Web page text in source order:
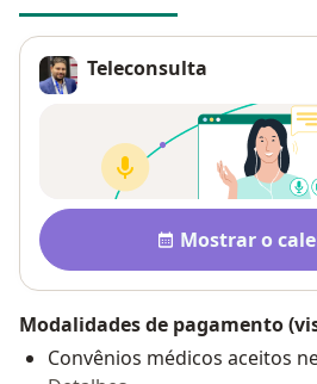
Teleconsulta
Disponibilidade
Mostrar o
Modalidades de pagamento
Convênios médicos aceitos